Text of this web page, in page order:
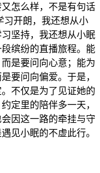
怎么样，不是有句话
习开朗，我还想从小
坚持，我还想从小眠
缤纷的直播旅程。能
是要问向心意；能为
要问向偏爱。于是，
不仅是为了见证她的
定里的陪伴多一天，
因这一路的牵挂与守
见小眠的不虚此行。